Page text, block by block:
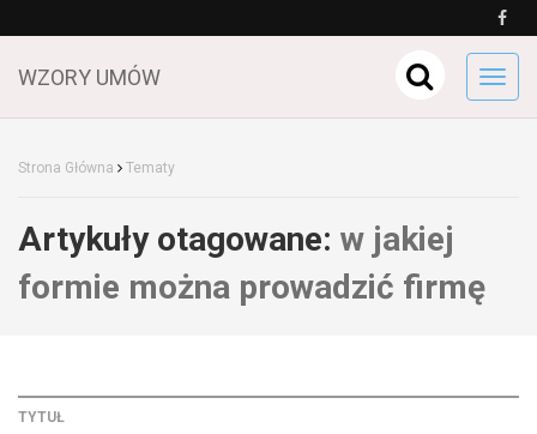
WZORY UMÓW
Strona Główna Tematy
Artykuły otagowane: w jakiej
formie można prowadzić firmę
TYTUŁ